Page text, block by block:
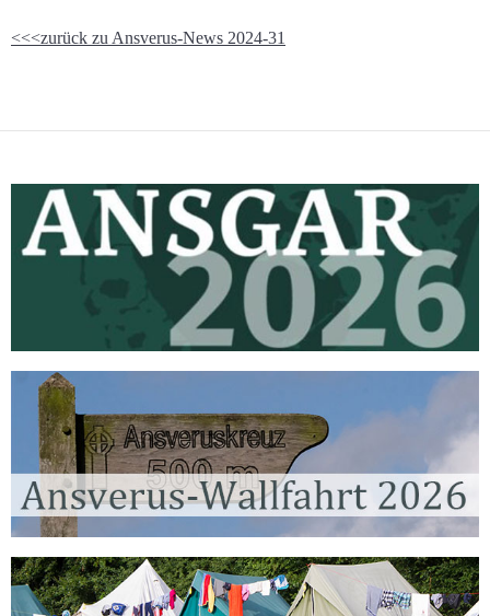
<<<zurück zu Ansverus-News 2024-31